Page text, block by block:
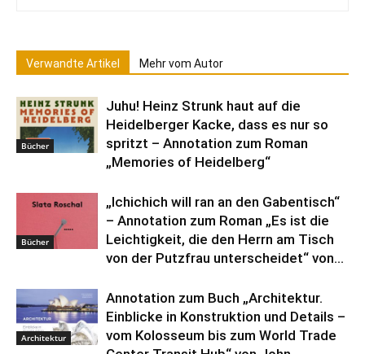
Verwandte Artikel Mehr vom Autor
Bücher
Juhu! Heinz Strunk haut auf die
Heidelberger Kacke, dass es nur so
spritzt – Annotation zum Roman
„Memories of Heidelberg“
Bücher
„Ichichich will ran an den Gabentisch“
– Annotation zum Roman „Es ist die
Leichtigkeit, die den Herrn am Tisch
von der Putzfrau unterscheidet“ von...
Architektur
Annotation zum Buch „Architektur.
Einblicke in Konstruktion und Details –
vom Kolosseum bis zum World Trade